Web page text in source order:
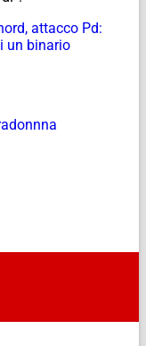
attacco Pd:
un binario